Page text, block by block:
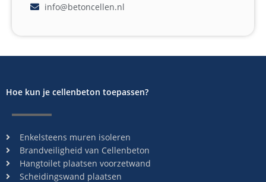
info@betoncellen.nl
Hoe kun je cellenbeton toepassen?
Enkelsteens muren isoleren
Brandveiligheid van Cellenbeton
Hangtoilet plaatsen voorzetwand
Scheidingswand plaatsen